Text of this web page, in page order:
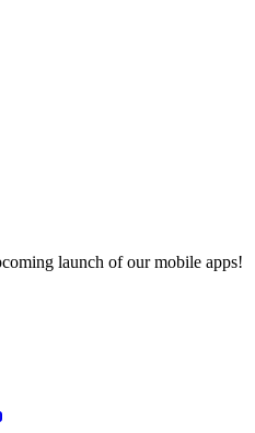
launch of our mobile apps!